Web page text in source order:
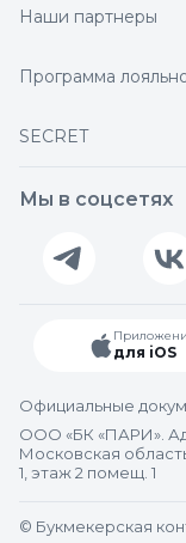
Наши партнеры
Программа
SECRET
Мы в соцсетях
для iOS
Официальные
ООО «БК «ПАРИ».
Московская
1, этаж 2 помещ. 1
© Букмекерская